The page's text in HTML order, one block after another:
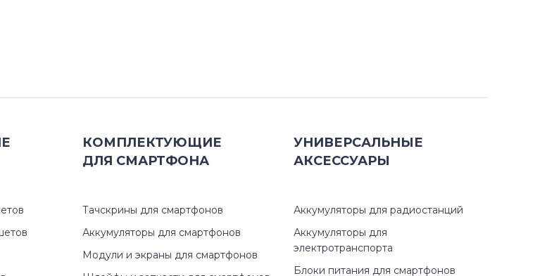
КОМПЛЕКТУЮЩИЕ
ДЛЯ СМАРТФОНА
Тачскрины для смартфонов
Аккумуляторы для смартфонов
Модули и экраны для смартфонов
УНИВЕРСАЛЬНЫЕ
АКСЕССУАРЫ
Аккумуляторы для радиостанций
Аккумуляторы для
электротранспорта
Блоки питания для смартфонов